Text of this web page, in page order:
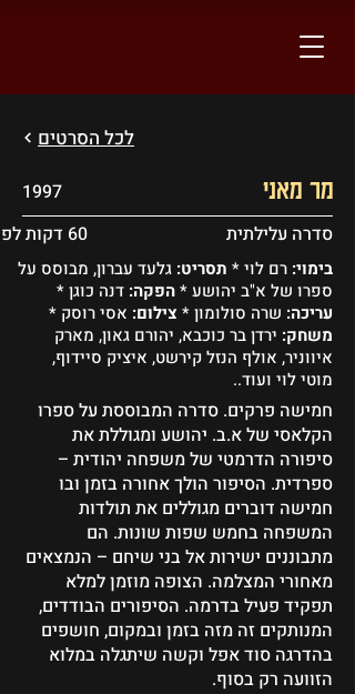
לכל הסרטים
מר מאני
1997
60 דקות לפרק
סדרה עלילתית
בימוי: רם לוי * תסריט: גלעד עברון, מבוסס על
ספרו של א"ב יהושע *הפקה: דנה כוגן *
עריכה: שרה סולומון *צילום: אסי רוסק *
משחק: ירדן בר כוכבא, יהורם גאון, מארק
איווניר, אולף הנזל קירשט, איציק סיידוף,
מוטי לוי ועוד..
חמישה פרקים. סדרה המבוססת על ספרו
הקלאסי של א.ב. יהושע ומגוללת את
סיפורה הדרמטי של משפחה יהודית –
ספרדית. הסיפור הולך אחורה בזמן ובו
חמישה דוברים מגוללים את תולדות
המשפחה בחמש שפות שונות. הם
מתבוננים ישירות אל בני שיחם – הנמצאים
מאחורי המצלמה. הצופה מוזמן למלא
תפקיד פעיל בדרמה. הסיפורים הבודדים,
המנותקים זה מזה בזמן ובמקום, חושפים
בהדרגה סוד אפל וקשה שיתגלה במלוא
הזוועה רק בסוף.